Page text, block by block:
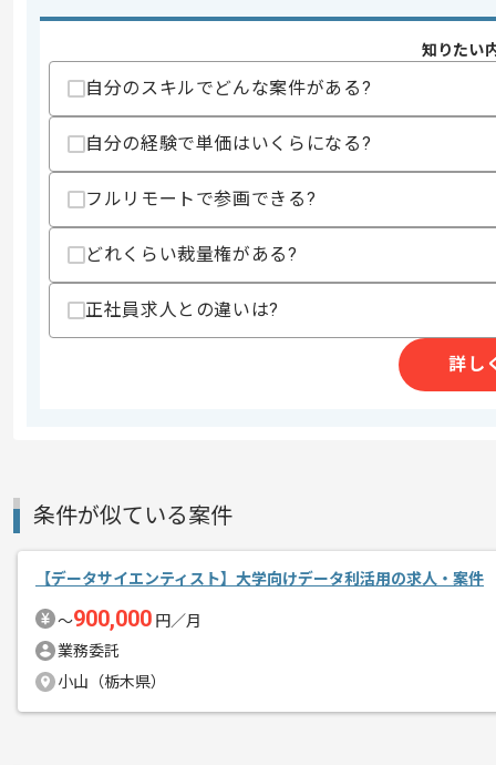
・音声認識やNLP(自然言語処理)領域の
スキルに不安がある方へ
その他募集要項
商談回数
レバテックでの実績がある企業の案件
ご経験と実績に応じて別案件のご提案
新しいアイディアや技術を積極的に導入
知りたい
自分のスキルでどんな案件がある?
自分の経験で単価はいくらになる?
フルリモートで参画できる?
どれくらい裁量権がある?
正社員求人との違いは?
詳し
条件が似ている案件
【データサイエンティスト】大学向けデータ利活用の求人・案件
〜900,000 円／月
業務委託
小山（栃木県）